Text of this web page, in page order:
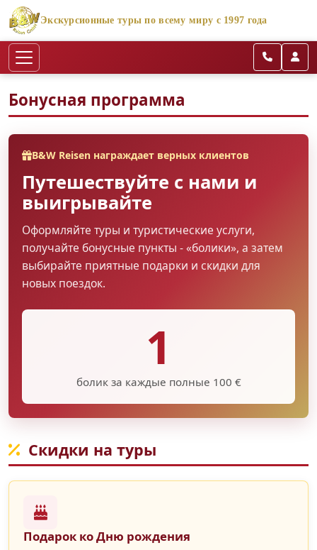
Экскурсионные туры по всему миру с 1997 года
Бонусная программа
B&W Reisen награждает верных клиентов
Путешествуйте с нами и
выигрывайте
Оформляйте туры и туристические услуги,
получайте бонусные пункты - «болики», а затем
выбирайте приятные подарки и скидки для
новых поездок.
1
болик за каждые полные 100 €
Скидки на туры
Подарок ко Дню рождения